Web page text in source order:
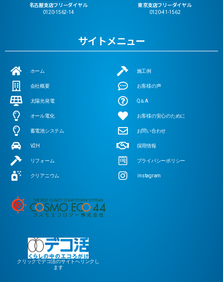
名古屋支店フリーダイヤル
0120-1562-14
東京支店フリーダイヤル
0120-41-1562
サイトメニュー
ホーム
会社概要
太陽光発電
オール電化
蓄電池システム
V2H
リフォーム
クリアニウム
施工例
お客様の声
Q＆A
お客様の安心のために
お問い合わせ
採用情報
プライバシーポリシー
instagram
クリックでデコ活のサイトへリンクし
ます